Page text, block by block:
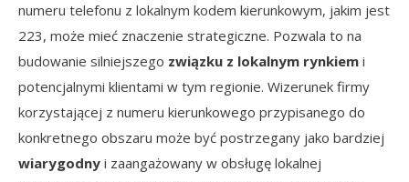
numeru telefonu z lokalnym kodem kierunkowym, jakim jest
223, może mieć znaczenie strategiczne. Pozwala to na
budowanie silniejszego związku z lokalnym rynkiem i
potencjalnymi klientami w tym regionie. Wizerunek firmy
korzystającej z numeru kierunkowego przypisanego do
konkretnego obszaru może być postrzegany jako bardziej
wiarygodny i zaangażowany w obsługę lokalnej